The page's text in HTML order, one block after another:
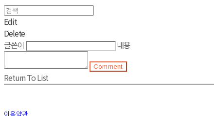
Edit
Delete
글쓴이
내용
Comment
Return To List
이용약관